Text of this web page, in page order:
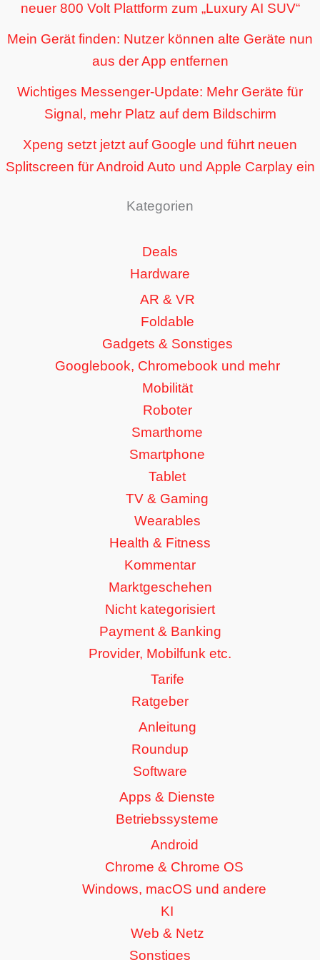
neuer 800 Volt Plattform zum „Luxury AI SUV“
Mein Gerät finden: Nutzer können alte Geräte nun
aus der App entfernen
Wichtiges Messenger-Update: Mehr Geräte für
Signal, mehr Platz auf dem Bildschirm
Xpeng setzt jetzt auf Google und führt neuen
Splitscreen für Android Auto und Apple Carplay ein
Kategorien
Deals
Hardware
AR & VR
Foldable
Gadgets & Sonstiges
Googlebook, Chromebook und mehr
Mobilität
Roboter
Smarthome
Smartphone
Tablet
TV & Gaming
Wearables
Health & Fitness
Kommentar
Marktgeschehen
Nicht kategorisiert
Payment & Banking
Provider, Mobilfunk etc.
Tarife
Ratgeber
Anleitung
Roundup
Software
Apps & Dienste
Betriebssysteme
Android
Chrome & Chrome OS
Windows, macOS und andere
KI
Web & Netz
Sonstiges